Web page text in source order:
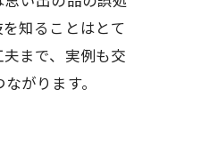
知ることはとて
まで、実例も交
がります。